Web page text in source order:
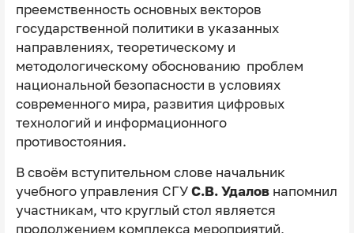
преемственность основных векторов
государственной политики в указанных
направлениях, теоретическому и
методологическому обоснованию проблем
национальной безопасности в условиях
современного мира, развития цифровых
технологий и информационного
противостояния.
В своём вступительном слове начальник
учебного управления СГУ С.В. Удаловнапомнил
участникам, что круглый стол является
продолжением комплекса мероприятий,